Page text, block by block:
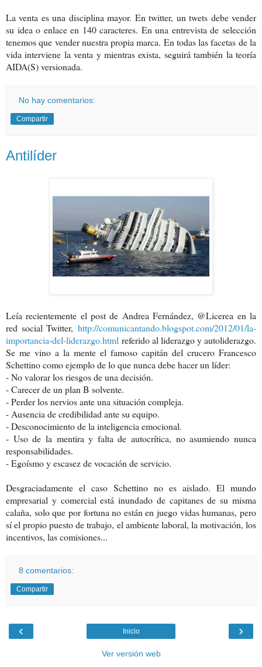
La venta es una disciplina mayor. En twitter, un twets debe vender
su idea o enlace en 140 caracteres. En una entrevista de selección
tenemos que vender nuestra propia marca. En todas las facetas de la
vida interviene la venta y mientras exista, seguirá también la teoría
AIDA(S) versionada.
No hay comentarios:
Compartir
Antilíder
Leía recientemente el post de Andrea Fernández, @Licerea en la
red social Twitter, http://comunicantando.blogspot.com/2012/01/la-
importancia-del-liderazgo.html referido al liderazgo y autoliderazgo.
Se me vino a la mente el famoso capitán del crucero Francesco
Schettino como ejemplo de lo que nunca debe hacer un líder:
- No valorar los riesgos de una decisión.
- Carecer de un plan B solvente.
- Perder los nervios ante una situación compleja.
- Ausencia de credibilidad ante su equipo.
- Desconocimiento de la inteligencia emocional.
- Uso de la mentira y falta de autocrítica, no asumiendo nunca
responsabilidades.
- Egoísmo y escasez de vocación de servicio.
Desgraciadamente el caso Schettino no es aislado. El mundo
empresarial y comercial está inundado de capitanes de su misma
calaña, solo que por fortuna no están en juego vidas humanas, pero
sí el propio puesto de trabajo, el ambiente laboral, la motivación, los
incentivos, las comisiones...
8 comentarios:
Compartir
‹ ›
Inicio
Ver versión web